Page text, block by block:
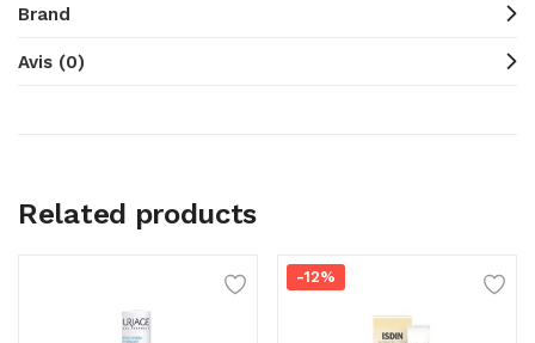
Brand
Avis (0)
Related products
-12%